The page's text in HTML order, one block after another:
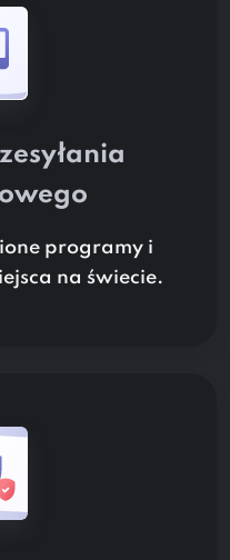
programy i
na świecie.